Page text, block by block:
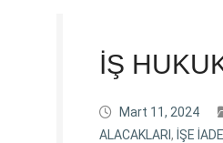
İŞ
Mart 11, 2024
ALACAKLARI , İŞE